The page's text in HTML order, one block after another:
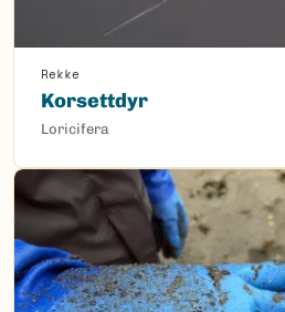
Rekke
Korsettdyr
Loricifera